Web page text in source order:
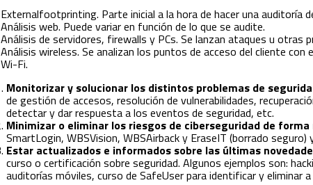
Externalfootprinting. Parte inicial a la hora de hacer una auditoría
Análisis web. Puede variar en función de lo que se audite.
Análisis de servidores, firewalls y PCs. Se lanzan ataques u otras
Análisis wireless. Se analizan los puntos de acceso del cliente
Wi-Fi.
Monitorizar y solucionar los distintos problemas de
de gestión de accesos, resolución de vulnerabilidades,
detectar y dar respuesta a los eventos de seguridad, etc.
Minimizar o eliminar los riesgos de ciberseguridad de forma
SmartLogin, WBSVision, WBSAirback y EraseIT (borrado
Estar actualizados e informados sobre las últimas
curso o certificación sobre seguridad. Algunos ejemplos son:
auditorías móviles, curso de SafeUser para identificar y eliminar